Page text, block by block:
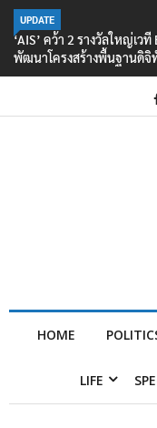
UPDATE
‘AIS’ คว้า 2 รางวัลใหญ่เว
พัฒนาโครงสร้างพื้นฐานดิจิ
HOME
LIFE